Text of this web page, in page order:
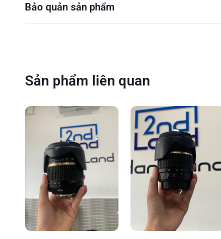
Bảo quản sản phẩm
Sản phẩm liên quan